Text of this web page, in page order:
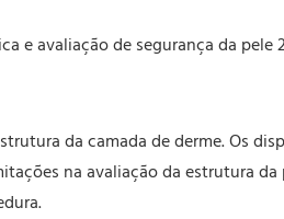
da camada de derme. Os
na avaliação da estrutura